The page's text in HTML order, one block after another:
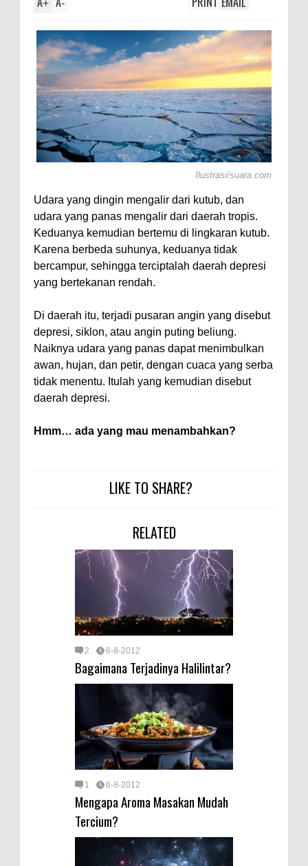
+ -
Ilustrasi/suara.com
Udara yang dingin mengalir dari kutub, dan
udara yang panas mengalir dari daerah tropis.
Keduanya kemudian bertemu di lingkaran kutub.
Karena berbeda suhunya, keduanya tidak
bercampur, sehingga terciptalah daerah depresi
yang bertekanan rendah.
Di daerah itu, terjadi pusaran angin yang disebut
depresi, siklon, atau angin puting beliung.
Naiknya udara yang panas dapat menimbulkan
awan, hujan, dan petir, dengan cuaca yang serba
tidak menentu. Itulah yang kemudian disebut
daerah depresi.
Hmm… ada yang mau menambahkan?
LIKE TO SHARE?
RELATED
2 6-8-2012
Bagaimana Terjadinya Halilintar?
1 6-8-2012
Mengapa Aroma Masakan Mudah
Tercium?